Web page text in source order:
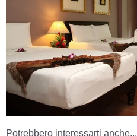
Potrebbero interessarti anche...